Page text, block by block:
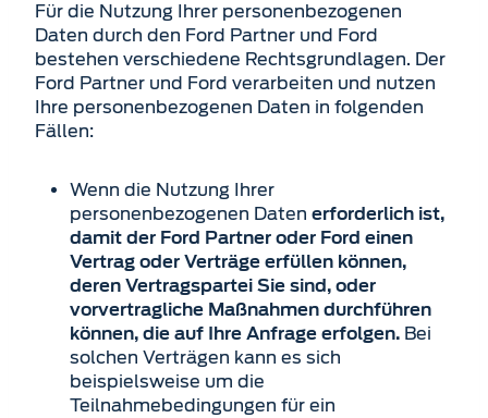
Für die Nutzung Ihrer personenbezogenen
Daten durch den Ford Partner und Ford
bestehen verschiedene Rechtsgrundlagen. Der
Ford Partner und Ford verarbeiten und nutzen
Ihre personen­bezogenen Daten in folgenden
Fällen:
Wenn die Nutzung Ihrer
personenbezogenen Daten erforderlich ist,
damit der Ford Partner oder Ford einen
Vertrag oder Verträge erfüllen können,
deren Vertragspartei Sie sind, oder
vorvertragliche Maßnahmen durchführen
können, die auf Ihre Anfrage erfolgen. Bei
solchen Verträgen kann es sich
beispielsweise um die
Teilnahmebedingungen für ein